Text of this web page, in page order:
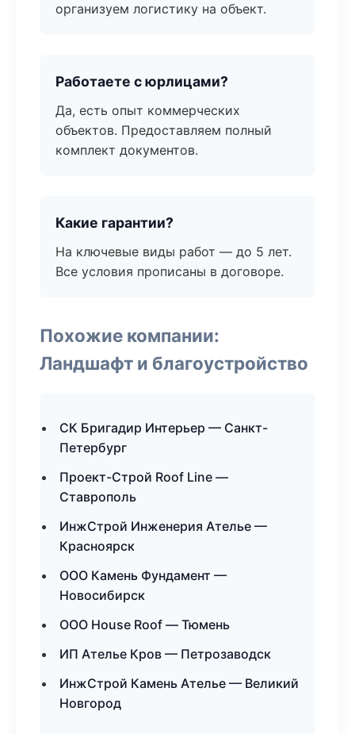
организуем логистику на объект.
Работаете с юрлицами?
Да, есть опыт коммерческих
объектов. Предоставляем полный
комплект документов.
Какие гарантии?
На ключевые виды работ — до 5 лет.
Все условия прописаны в договоре.
Похожие компании:
Ландшафт и благоустройство
СК Бригадир Интерьер — Санкт-
Петербург
Проект-Строй Roof Line —
Ставрополь
ИнжСтрой Инженерия Ателье —
Красноярск
ООО Камень Фундамент —
Новосибирск
ООО House Roof — Тюмень
ИП Ателье Кров — Петрозаводск
ИнжСтрой Камень Ателье — Великий
Новгород